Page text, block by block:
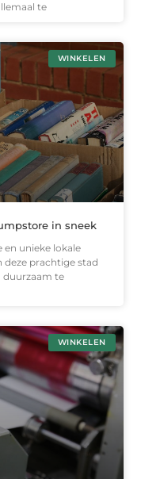
te
WINKELEN
in sneek
en unieke lokale
deze prachtige stad
duurzaam te
WINKELEN